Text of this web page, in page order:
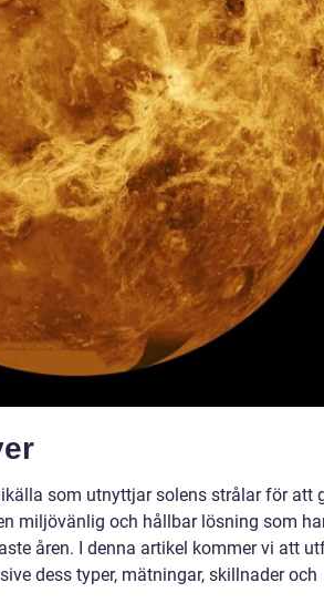
som utnyttjar solens strålar för att
miljövänlig och hållbar lösning som
åren. I denna artikel kommer vi att
dess typer, mätningar, skillnader och